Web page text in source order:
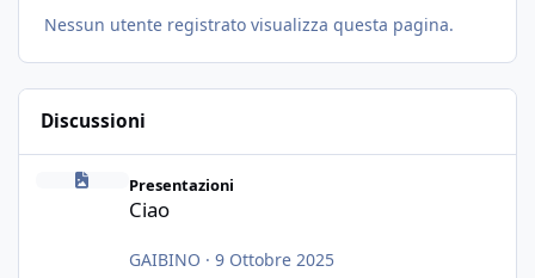
Nessun utente registrato visualizza questa pagina.
Discussioni
Presentazioni
Ciao
GAIBINO · 9 Ottobre 2025